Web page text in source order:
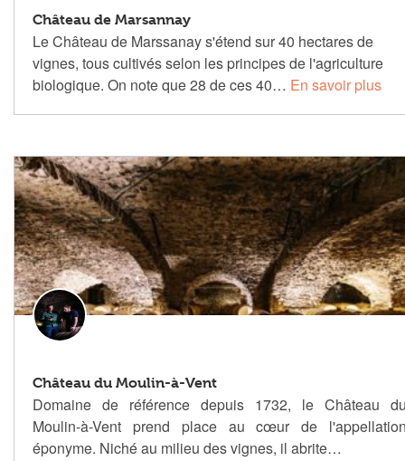
Château de Marsannay
Le Château de Marssanay s'étend sur 40 hectares de
vignes, tous cultivés selon les principes de l'agriculture
biologique. On note que 28 de ces 40… En savoir plus
Château du Moulin-à-Vent
Domaine de référence depuis 1732, le Château
Moulin-à-Vent prend place au cœur de
éponyme. Niché au milieu des vignes, il abrite…